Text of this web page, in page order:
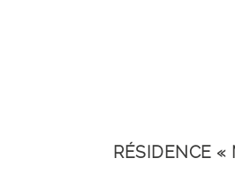
RÉSIDENCE «